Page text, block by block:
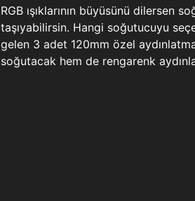
RGB ışıklarının büyüsünü dilersen
taşıyabilirsin. Hangi soğutucuyu
gelen 3 adet 120mm özel
soğutacak hem de rengarenk